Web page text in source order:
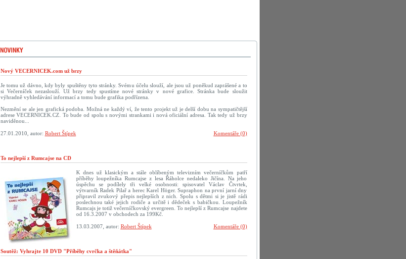
Nový VECERNICEK.com už brzy
Je tomu už dávno, kdy byly spuštěny tyto stránky. Svému účelu slouží, ale jsou už poněkud zaprášené a to
si Večerníček nezaslouží. Už brzy tedy spustíme nové stránky v nové grafice. Stránka bude sloužit
výhradně vyhledávání informací a tomu bude grafika podřízena.
Nezmění se ale jen grafická podoba. Možná ne každý ví, že tento projekt už je delší dobu na sympatičtější
adrese VECERNICEK.CZ. To bude od spolu s novými strankami i nová oficiální adresa. Tak tedy už brzy
naviděnou...
Komentáře (0)
27.01.2010, autor: Robert Štípek
To nejlepší z Rumcajse na CD
K dnes už klasickým a stále oblíbeným televizním večerníčkům patří
příběhy loupežníka Rumcajse z lesa Řáholce nedaleko Jičína. Na jeho
úspěchu se podílely tři velké osobnosti: spisovatel Václav Čtvrtek,
výtvarník Radek Pilař a herec Karel Höger. Supraphon na první jarní dny
připravil zvukový přepis nejlepších z nich. Spolu s dětmi si je jistě rádi
poslechnou také jejich rodiče a určitě i dědeček s babičkou. Loupežník
Rumcajs je totiž večerníčkovský evergreen. To nejlepší z Rumcajse najdete
od 16.3.2007 v obchodech za 199Kč.
Komentáře (0)
13.03.2007, autor: Robert Štípek
Soutěž: Vyhrajte 10 DVD "Příběhy cvrčka a štěňátka"